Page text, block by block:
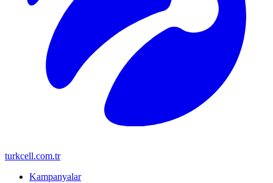
turkcell.com.tr
Kampanyalar